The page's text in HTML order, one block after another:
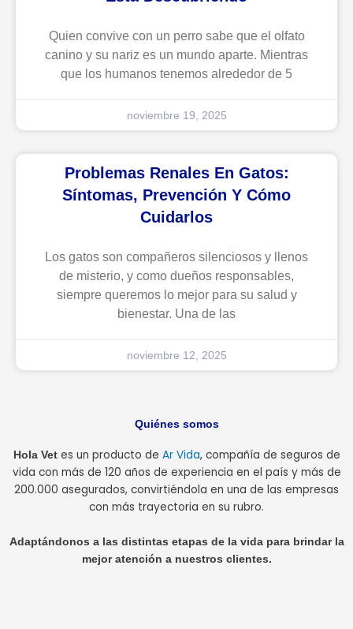
Quien convive con un perro sabe que el olfato
canino y su nariz es un mundo aparte. Mientras
que los humanos tenemos alrededor de 5
noviembre 19, 2025
Problemas Renales En Gatos:
Síntomas, Prevención Y Cómo
Cuidarlos
Los gatos son compañeros silenciosos y llenos
de misterio, y como dueños responsables,
siempre queremos lo mejor para su salud y
bienestar. Una de las
noviembre 12, 2025
Quiénes somos
Hola Vet es un producto de Ar Vida, compañía de seguros de
vida con más de 120 años de experiencia en el país y más de
200.000 asegurados, convirtiéndola en una de las empresas
con más trayectoria en su rubro.
Adaptándonos a las distintas etapas de la vida para brindar la
mejor atención a nuestros clientes.